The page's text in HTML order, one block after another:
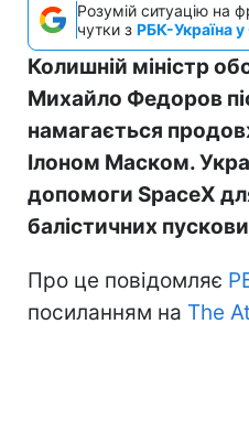
Розумій ситуацію на
чутки з РБК-Україна
Колишній міністр
Михайло Федоров
намагається
Ілоном Маском.
допомоги SpaceX
балістичних
Про це повідомляє
посиланням на The